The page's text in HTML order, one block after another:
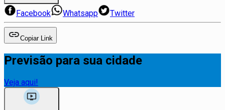
Facebook Whatsapp Twitter
Copiar Link
Previsão para sua cidade
Veja aqui!